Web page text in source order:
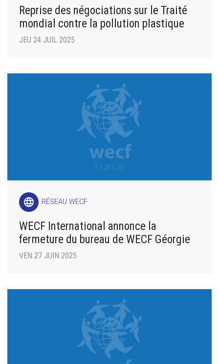
Reprise des négociations sur le Traité
mondial contre la pollution plastique
JEU 24 JUIL 2025
language RÉSEAU WECF
WECF International annonce la
fermeture du bureau de WECF Géorgie
VEN 27 JUIN 2025